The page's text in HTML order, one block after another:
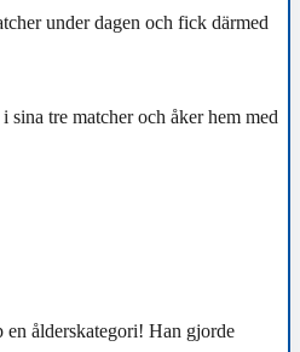
under dagen och fick därmed
sina tre matcher och åker hem med
ålderskategori! Han gjorde